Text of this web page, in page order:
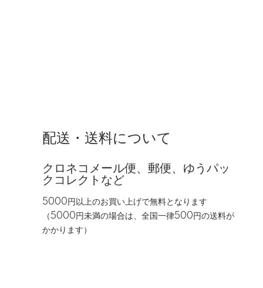
配送・送料について
クロネコメール便、郵便、ゆうパッ
クコレクトなど
5000円以上のお買い上げで無料となります
（5000円未満の場合は、全国一律500円の送料が
かかります）